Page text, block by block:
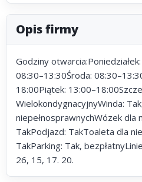
Opis firmy
Godziny
08:30–13:30Środa:
18:00Piątek:
WielokondygnacyjnyWinda:
niepełnosprawnychWózek dla
TakPodjazd: TakToaleta dla
TakParking: Tak,
26, 15, 17. 20.